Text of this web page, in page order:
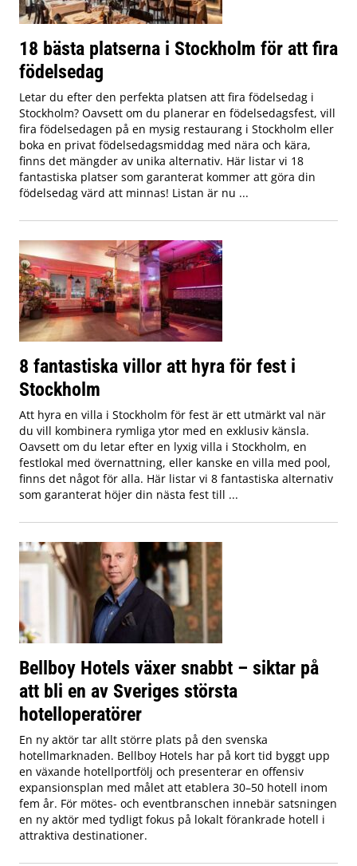
18 bästa platserna i Stockholm för att fira
födelsedag
Letar du efter den perfekta platsen att fira födelsedag i
Stockholm? Oavsett om du planerar en födelsedagsfest, vill
fira födelsedagen på en mysig restaurang i Stockholm eller
boka en privat födelsedagsmiddag med nära och kära,
finns det mängder av unika alternativ. Här listar vi 18
fantastiska platser som garanterat kommer att göra din
födelsedag värd att minnas! Listan är nu ...
8 fantastiska villor att hyra för fest i
Stockholm
Att hyra en villa i Stockholm för fest är ett utmärkt val när
du vill kombinera rymliga ytor med en exklusiv känsla.
Oavsett om du letar efter en lyxig villa i Stockholm, en
festlokal med övernattning, eller kanske en villa med pool,
finns det något för alla. Här listar vi 8 fantastiska alternativ
som garanterat höjer din nästa fest till ...
Bellboy Hotels växer snabbt – siktar på
att bli en av Sveriges största
hotelloperatörer
En ny aktör tar allt större plats på den svenska
hotellmarknaden. Bellboy Hotels har på kort tid byggt upp
en växande hotellportfölj och presenterar en offensiv
expansionsplan med målet att etablera 30–50 hotell inom
fem år. För mötes- och eventbranschen innebär satsningen
en ny aktör med tydligt fokus på lokalt förankrade hotell i
attraktiva destinationer.